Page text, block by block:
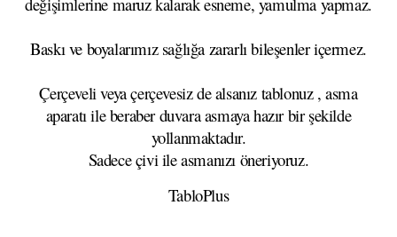
Baskı ve boyalarımız sağlığa zararlı bileşenler içermez.
Çerçeveli veya çerçevesiz de alsanız tablonuz , asma
aparatı ile beraber duvara asmaya hazır bir şekilde
yollanmaktadır.
Sadece çivi ile asmanızı öneriyoruz.
TabloPlus